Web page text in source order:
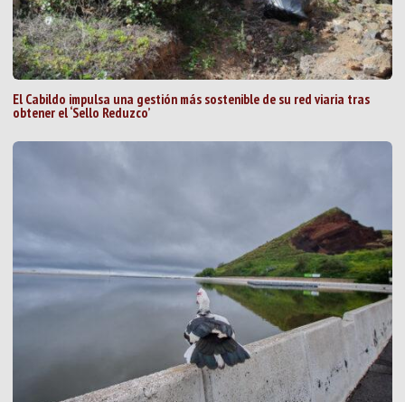
El Cabildo impulsa una gestión más sostenible de su red viaria tras
obtener el ‘Sello Reduzco’